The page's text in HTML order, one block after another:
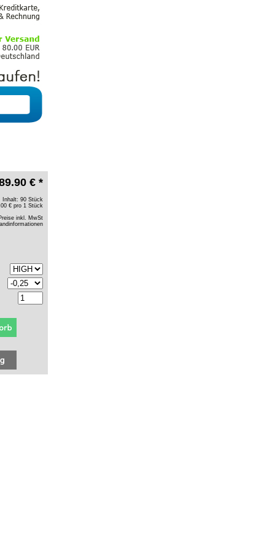
€ *
Inhalt: 90 Stück
€ pro 1 Stück
inkl. MwSt